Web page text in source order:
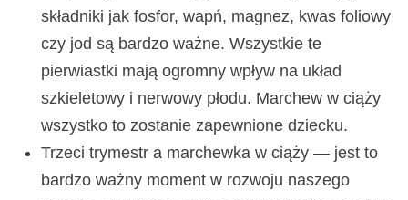
składniki jak fosfor, wapń, magnez, kwas foliowy
czy jod są bardzo ważne. Wszystkie te
pierwiastki mają ogromny wpływ na układ
szkieletowy i nerwowy płodu. Marchew w ciąży
wszystko to zostanie zapewnione dziecku.
Trzeci trymestr a marchewka w ciąży — jest to
bardzo ważny moment w rozwoju naszego